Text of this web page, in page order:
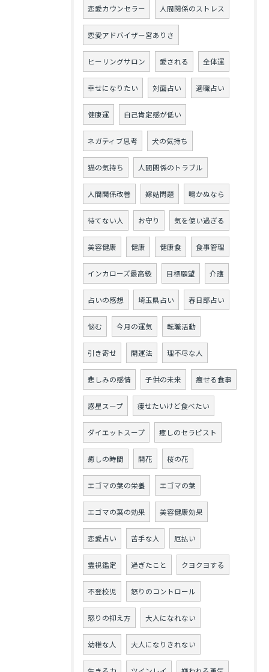
恋愛カウンセラー 人間関係のストレス
恋愛アドバイザー宮ありさ
ヒーリングサロン 愛される 全体運
幸せになりたい 対面占い 適職占い
健康運 自己肯定感が低い
ネガティブ思考 犬の気持ち
猫の気持ち 人間関係のトラブル
人間関係改善 嫁姑問題 鳴かぬなら
待てない人 お守り 気を使い過ぎる
美容健康 健康 健康食 食事管理
インカローズ最高級 目標願望 介護
占いの感想 埼玉県占い 春日部占い
悩む 今月の運気 転職活動
引き寄せ 開運法 理不尽な人
悲しみの感情 子供の未来 痩せる食事
惑星スープ 痩せたいけど食べたい
ダイエットスープ 癒しのセラピスト
癒しの時間 開花 桜の花
エゴマの葉の栄養 エゴマの葉
エゴマの葉の効果 美容健康効果
恋愛占い 苦手な人 厄払い
霊視鑑定 過ぎたこと クヨクヨする
不登校児 怒りのコントロール
怒りの抑え方 大人になれない
幼稚な人 大人になりきれない